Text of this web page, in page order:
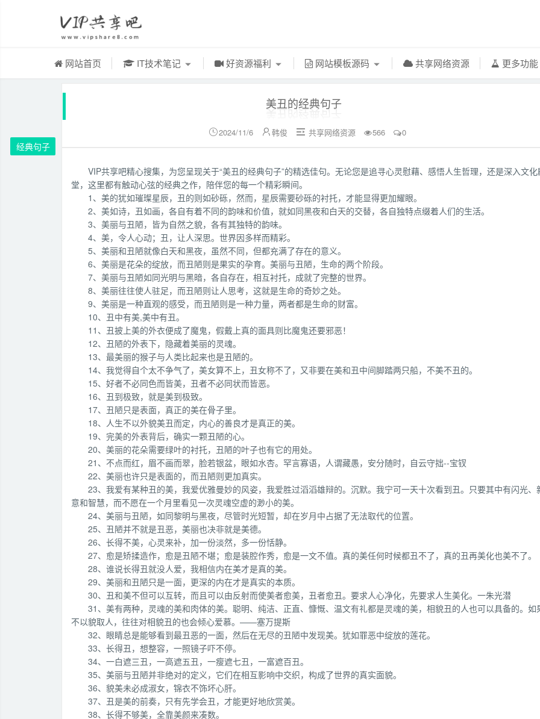
网站首页 IT技术笔记 好资源福利 网站模板源码 共享网络资源 更多功能
经典句子
美丑的经典句子
2024/11/6  韩俊  共享网络资源 566 0
VIP共享吧精心搜集，为您呈现关于“美丑的经典句子”的精选佳句。无论您是追寻心灵慰藉、感悟人生哲理，还是深入文化
堂，这里都有触动心弦的经典之作，陪伴您的每一个精彩瞬间。
1、美的犹如璀璨星辰，丑的则如砂砾，然而，星辰需要砂砾的衬托，才能显得更加耀眼。
2、美如诗，丑如画，各自有着不同的韵味和价值，就如同黑夜和白天的交替，各自独特点缀着人们的生活。
3、美丽与丑陋，皆为自然之貌，各有其独特的韵味。
4、美，令人心动；丑，让人深思。世界因多样而精彩。
5、美丽和丑陋就像白天和黑夜，虽然不同，但都充满了存在的意义。
6、美丽是花朵的绽放，而丑陋则是果实的孕育。美丽与丑陋，生命的两个阶段。
7、美丽与丑陋如同光明与黑暗，各自存在，相互衬托，成就了完整的世界。
8、美丽往往使人驻足，而丑陋则让人思考，这就是生命的奇妙之处。
9、美丽是一种直观的感受，而丑陋则是一种力量，两者都是生命的财富。
10、丑中有美,美中有丑。
11、丑披上美的外衣便成了魔鬼，假戴上真的面具则比魔鬼还要邪恶！
12、丑陋的外表下，隐藏着美丽的灵魂。
13、最美丽的猴子与人类比起来也是丑陋的。
14、我觉得自个太不争气了，美女算不上，丑女称不了，又非要在美和丑中间脚踏两只船，不美不丑的。
15、好者不必同色而皆美，丑者不必同状而皆恶。
16、丑到极致，就是美到极致。
17、丑陋只是表面，真正的美在骨子里。
18、人生不以外貌美丑而定，内心的善良才是真正的美。
19、完美的外表背后，确实一颗丑陋的心。
20、美丽的花朵需要绿叶的衬托，丑陋的叶子也有它的用处。
21、不点而红，眉不画而翠，脸若银盆，眼如水杏。罕言寡语，人谓藏愚，安分随时，自云守拙--宝钗
22、美丽也许只是表面的，而丑陋则更加真实。
23、我爱有某种丑的美，我爱优雅曼妙的风姿，我爱胜过滔滔雄辩的。沉默。我宁可一天十次看到丑。只要其中有闪光、
意和智慧，而不愿在一个月里看见一次灵魂空虚的渺小的美。
24、美丽与丑陋，如同黎明与黑夜，尽管时光短暂，却在岁月中占据了无法取代的位置。
25、丑陋并不就是丑恶，美丽也决非就是美德。
26、长得不美，心灵来补，加一份淡然，多一份恬静。
27、愈是矫揉造作，愈是丑陋不堪；愈是装腔作秀，愈是一文不值。真的美任何时候都丑不了，真的丑再美化也美不了。
28、谁说长得丑就没人爱，我相信内在美才是真的美。
29、美丽和丑陋只是一面，更深的内在才是真实的本质。
30、丑和美不但可以互转，而且可以由反射而使美者愈美，丑者愈丑。要求人心净化，先要求人生美化。一朱光潜
31、美有两种，灵魂的美和肉体的美。聪明、纯洁、正直、慷慨、温文有礼都是灵魂的美，相貌丑的人也可以具备的。如
不以貌取人，往往对相貌丑的也会倾心爱慕。——塞万提斯
32、眼睛总是能够看到最丑恶的一面，然后在无尽的丑陋中发现美。犹如罪恶中绽放的莲花。
33、长得丑，想整容，一照镜子吓不停。
34、一白遮三丑，一高遮五丑，一瘦遮七丑，一富遮百丑。
35、美丽与丑陋并非绝对的定义，它们在相互影响中交织，构成了世界的真实面貌。
36、貌美未必成淑女，锦衣不饰坏心肝。
37、丑是美的前奏，只有先学会丑，才能更好地欣赏美。
38、长得不够美，全靠美颜来凑数。